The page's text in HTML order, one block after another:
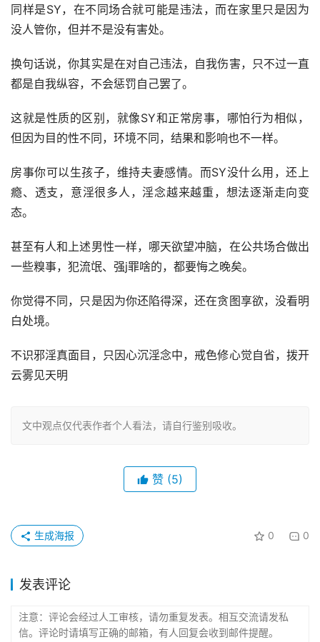
同样是SY，在不同场合就可能是违法，而在家里只是因为
没人管你，但并不是没有害处。
换句话说，你其实是在对自己违法，自我伤害，只不过一直
都是自我纵容，不会惩罚自己罢了。
这就是性质的区别，就像SY和正常房事，哪怕行为相似，
但因为目的性不同，环境不同，结果和影响也不一样。
房事你可以生孩子，维持夫妻感情。而SY没什么用，还上
瘾、透支，意淫很多人，淫念越来越重，想法逐渐走向变
态。
甚至有人和上述男性一样，哪天欲望冲脑，在公共场合做出
一些糗事，犯流氓、强j罪啥的，都要悔之晚矣。
你觉得不同，只是因为你还陷得深，还在贪图享欲，没看明
白处境。
不识邪淫真面目，只因心沉淫念中，戒色修心觉自省，拨开
云雾见天明
文中观点仅代表作者个人看法，请自行鉴别吸收。
赞 (5)
0 0
生成海报
发表评论